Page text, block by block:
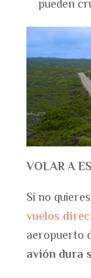
pueden
VOLAR A
Si no
vuelos
aeropuerto
avión dura